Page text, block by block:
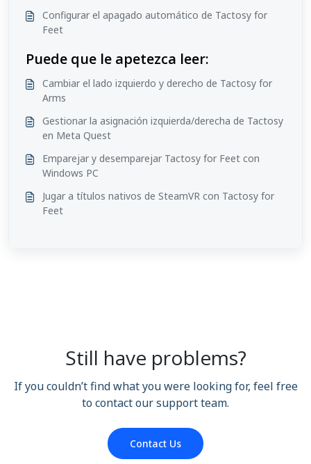
Configurar el apagado automático de Tactosy for
Feet
Puede que le apetezca leer:
Cambiar el lado izquierdo y derecho de Tactosy for
Arms
Gestionar la asignación izquierda/derecha de Tactosy
en Meta Quest
Emparejar y desemparejar Tactosy for Feet con
Windows PC
Jugar a títulos nativos de SteamVR con Tactosy for
Feet
Still have problems?
If you couldn’t find what you were looking for, feel free
to contact our support team.